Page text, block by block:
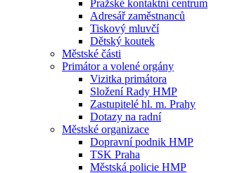
Pražské kontaktní centrum
Adresář zaměstnanců
Tiskový mluvčí
Dětský koutek
Městské části
Primátor a volené orgány
Vizitka primátora
Složení Rady HMP
Zastupitelé hl. m. Prahy
Dotazy na radní
Městské organizace
Dopravní podnik HMP
TSK Praha
Městská policie HMP